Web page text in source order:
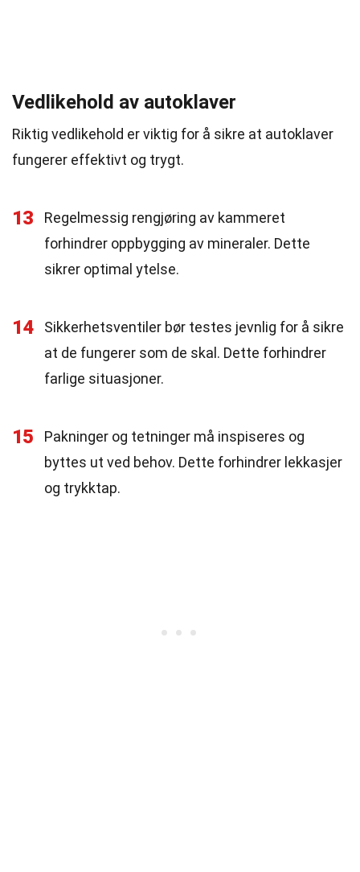
Vedlikehold av autoklaver
Riktig vedlikehold er viktig for å sikre at autoklaver
fungerer effektivt og trygt.
13
Regelmessig rengjøring av kammeret
forhindrer oppbygging av mineraler. Dette
sikrer optimal ytelse.
14
Sikkerhetsventiler bør testes jevnlig for å sikre
at de fungerer som de skal. Dette forhindrer
farlige situasjoner.
15
Pakninger og tetninger må inspiseres og
byttes ut ved behov. Dette forhindrer lekkasjer
og trykktap.